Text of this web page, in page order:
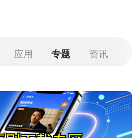
应用 专题 资讯